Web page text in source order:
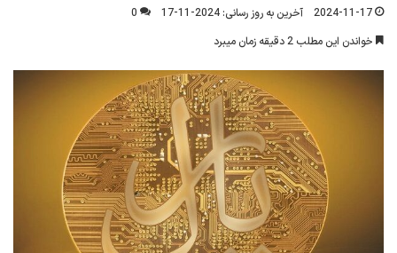
2024-11-17 آخرین به روز رسانی: 2024-11-17
0
خواندن این مطلب 2 دقیقه زمان میبرد